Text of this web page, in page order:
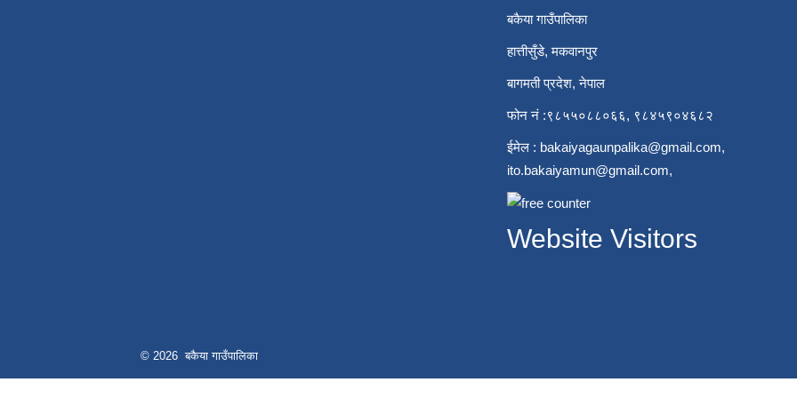
बकैया गाउँपालिका
हात्तीसुँडे, मकवानपुर
बागमती प्रदेश, नेपाल
फोन नं :९८५५०८८०६६, ९८४५९०४६८२
ईमेल : bakaiyagaunpalika@gmail.com,
ito.bakaiyamun@gmail.com,
Website Visitors
© 2026 बकैया गाउँपालिका